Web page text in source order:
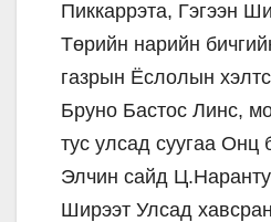
Пиккаррэта, Гэгээн
Төрийн нарийн
газрын Ёслолын
Бруно Бастос Линс,
тус улсад суугаа Онц
Элчин сайд
Ширээт Улсад